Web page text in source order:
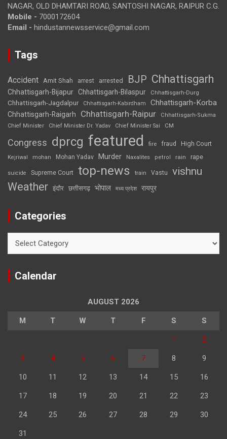
NAGAR, OLD DHAMTARI ROAD, SANTOSHI NAGAR, RAIPUR C.G.
Mobile - 7000172604
Email - hindustannewsservice@gmail.com
Tags
Accident Amit Shah arrest arrested BJP Chhattisgarh
Chhattisgarh-Bijapur Chhattisgarh-Bilaspur Chhattisgarh-Durg
Chhattisgarh-Jagdalpur Chhattisgarh-Kabirdham Chhattisgarh-Korba
Chhattisgarh-Raigarh Chhattisgarh-Raipur
Chhattisgarh-Sukma
Chief Minister
Chief Minister Dr. Yadav Chief Minister Sai CM
Congress dprcg featured fire fraud High Court
Kejriwal mohan Mohan Yadav Murder Naxalites petrol rain rape
suicide Supreme Court top-news train Vastu vishnu
Weather इंदौर छत्तीसगढ़ भोपाल मध्य प्रदेश रायपुर
Categories
Calendar
AUGUST 2026
M T W T F S S
1 2
3 4 5 6 7 8 9
10 11 12 13 14 15 16
17 18 19 20 21 22 23
24 25 26 27 28 29 30
31